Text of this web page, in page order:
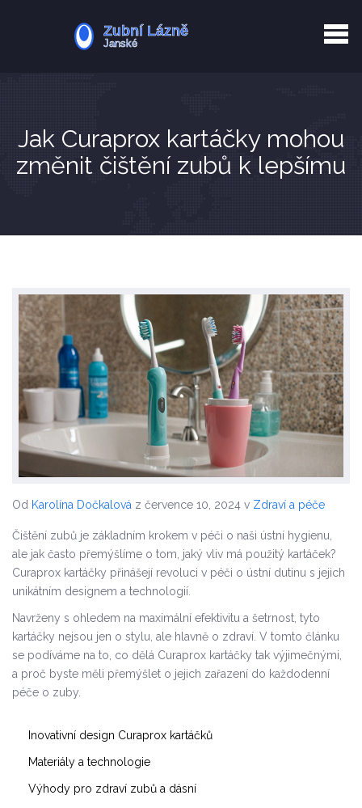
Zotavení po extrakci
Jak Curaprox kartáčky mohou
změnit čištění zubů k lepšímu
Od Karolína Dočkalová z července 10, 2024 v Zdraví a péče
Čištění zubů je základním krokem v péči o naši ústní hygienu,
ale jak často přemýšlíme o tom, jaký vliv má použitý kartáček?
Curaprox kartáčky přinášejí revoluci v péči o ústní dutinu s jejich
unikátním designem a technologií.
Navrženy s ohledem na maximální efektivitu a šetrnost, tyto
kartáčky nejsou jen o stylu, ale hlavně o zdraví. V tomto článku
se podíváme na to, co dělá Curaprox kartáčky tak výjimečnými,
a proč byste měli přemýšlet o jejich zařazení do každodenní
péče o zuby.
Inovativní design Curaprox kartáčků
Materiály a technologie
Výhody pro zdraví zubů a dásní